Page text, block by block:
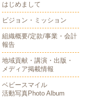
はじめまして
ビジョン・ミッション
組織概要/定款/事業・会計
報告
地域貢献・講演・出版・
メディア掲載情報
ベビースマイル
活動写真Photo Album